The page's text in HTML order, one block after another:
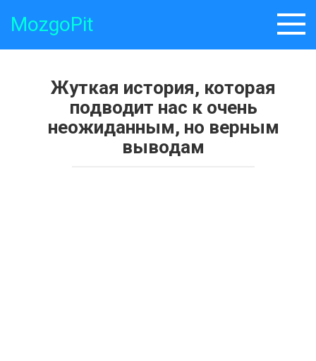
MozgoPit
Жуткая история, которая
подводит нас к очень
неожиданным, но верным
выводам